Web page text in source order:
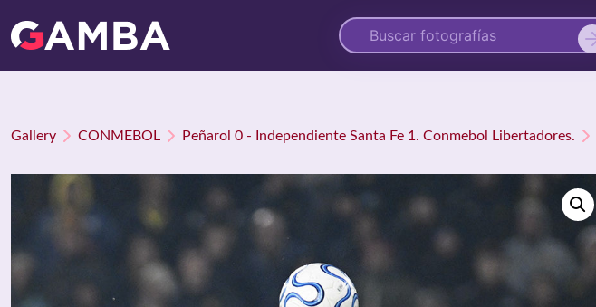
Gallery CONMEBOL Peñarol 0 - Independiente Santa Fe 1. Conmebol Libertadores.